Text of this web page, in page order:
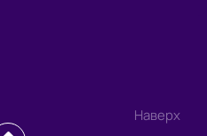
Наверх